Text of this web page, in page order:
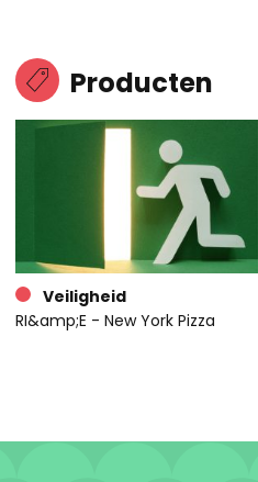
Producten
Veiligheid
RI&amp;E - New York Pizza